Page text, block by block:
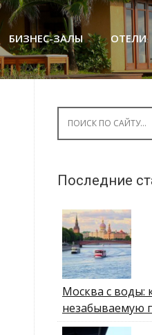
ОТЕЛИ
БИЗНЕС-ЗАЛЫ
Последние
Москва с воды:
незабываемую